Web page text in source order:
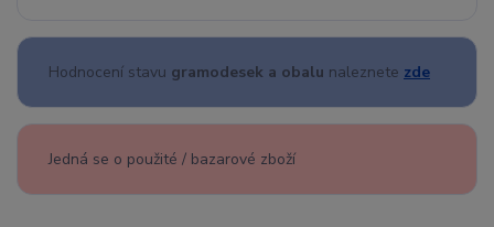
Hodnocení stavu gramodesek a obalu naleznete zde
Jedná se o použité / bazarové zboží